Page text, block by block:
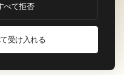
Rights Reserved.
ーポ
法に
記
べて拒否
受け入れる